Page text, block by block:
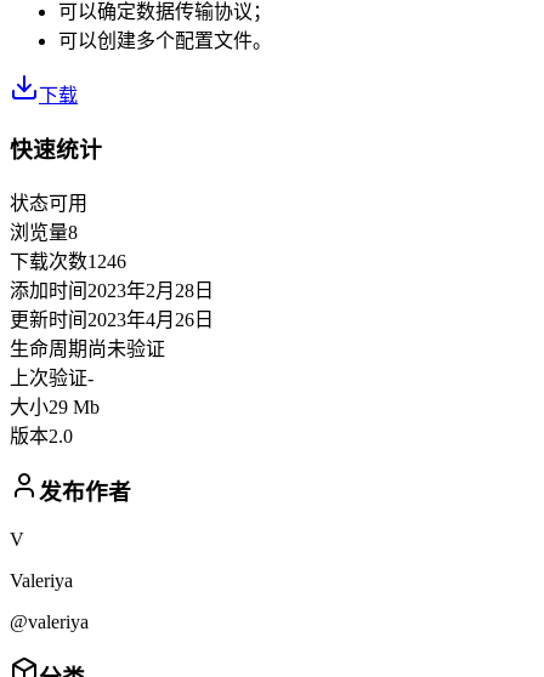
可以确定数据传输协议；
可以创建多个配置文件。
下载
快速统计
状态可用
浏览量8
下载次数1246
添加时间 2023年2月28日
更新时间 2023年4月26日
生命周期 尚未验证
上次验证-
大小29 Mb
版本2.0
发布作者
V
Valeriya
@valeriya